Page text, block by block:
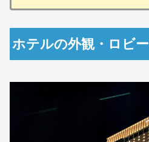
ホテルの外観・ロビー